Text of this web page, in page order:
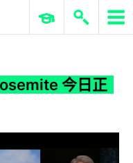
ERP 與商業 AI
今日正